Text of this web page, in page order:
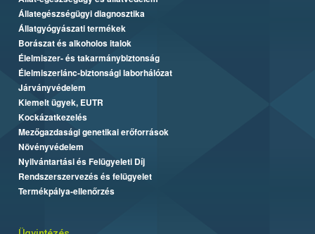
Állategészségügyi diagnosztika
Állatgyógyászati termékek
Borászat és alkoholos italok
Élelmiszer- és takarmánybiztonság
Élelmiszerlánc-biztonsági laborhálózat
Járványvédelem
Kiemelt ügyek, EUTR
Kockázatkezelés
Mezőgazdasági genetikai erőforrások
Növényvédelem
Nyilvántartási és Felügyeleti Díj
Rendszerszervezés és felügyelet
Termékpálya-ellenőrzés